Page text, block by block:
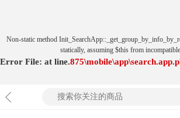
Non-static method
statically, assuming $this from
Error File: at 875
line.